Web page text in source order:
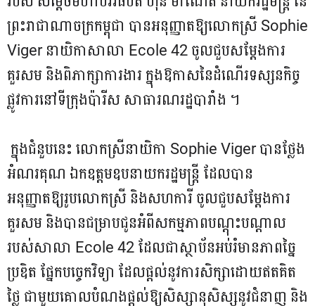
ព្រះរាជាណាចក្រកម្ពុជា បានអនុញ្ញាតឱ្យលោកស្រី Sophie
Viger នាយិកាសាលា Ecole 42 ចូលជួបសម្តែងការ
គួរសម និងពិភាក្សាការងារ ក្នុងឱកាសនៃដំណើរទស្សនកិច្ច
ផ្លូវការនៅទីក្រុងប៉ារីស សាធារណរដ្ឋបារាំង ។
ក្នុងជំនួបនេះ លោកស្រីនាយិកា Sophie Viger បានថ្លែង
អំណរគុណ ឯកឧត្តមឧបនាយករដ្ឋមន្ត្រី ដែលបាន
អនុញ្ញាតឱ្យរូបលោកស្រី និងសហការី ចូលជួបសម្តែងការ
គួរសម និងបានជម្រាបជូនអំពីសកម្មភាពបណ្តុះបណ្តាល
របស់សាលា Ecole 42 ដែលជាស្ថាប័នអប់រំមានភាពច្នៃ
ប្រឌិត ផ្នែកបច្ចេកវិទ្យា ដែលផ្តល់នូវការសិក្សាដោយឥតគិត
ថ្លៃ ជាមួយគោលបំណងផ្តល់ឱ្យសិស្សានុសិស្សនូវជំនាញ និង